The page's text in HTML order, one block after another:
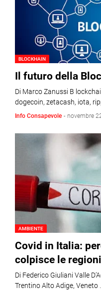
BLOCKHAIN
Il futuro della
Di Marco Zanussi B
dogecoin, zetacash, iota,
Info Consapevole - novembre
AMBIENTE
Covid in Italia:
colpisce le
Di Federico Giuliani Valle
Trentino Alto Adige, Veneto …